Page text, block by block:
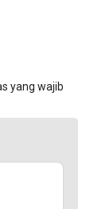
yang wajib